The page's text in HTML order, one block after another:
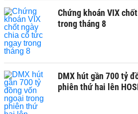
Chứng khoán VIX
trong tháng 8
DMX hút gần 700 tỷ
phiên thứ hai lên